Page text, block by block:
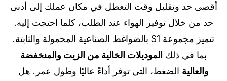
أقصى حد وتقليل وقت التعطل في مكان عملك إلى أدنى
حد من خلال توفير الهواء عند الطلب، كلما احتجت إليه.
تتميز مجموعة S1 بالضواغط الصناعية المحمولة والثابتة.
بما في ذلك الموديلات الخالية من الزيت والمنخفضة
والعالية الضغط، التي توفر أداءً عاليًا وطول عمر. هل